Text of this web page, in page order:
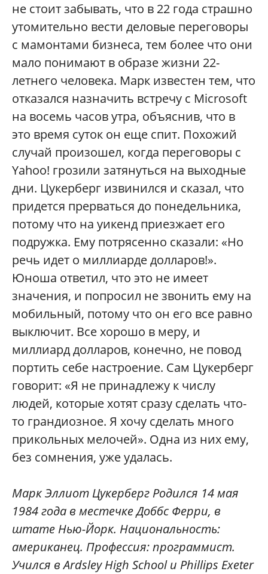
не стоит забывать, что в 22 года страшно
утомительно вести деловые переговоры
с мамонтами бизнеса, тем более что они
мало понимают в образе жизни 22-
летнего человека. Марк известен тем, что
отказался назначить встречу с Microsoft
на восемь часов утра, объяснив, что в
это время суток он еще спит. Похожий
случай произошел, когда переговоры с
Yahoo! грозили затянуться на выходные
дни. Цукерберг извинился и сказал, что
придется прерваться до понедельника,
потому что на уикенд приезжает его
подружка. Ему потрясенно сказали: «Но
речь идет о миллиарде долларов!».
Юноша ответил, что это не имеет
значения, и попросил не звонить ему на
мобильный, потому что он его все равно
выключит. Все хорошо в меру, и
миллиард долларов, конечно, не повод
портить себе настроение. Сам Цукерберг
говорит: «Я не принадлежу к числу
людей, которые хотят сразу сделать что-
то грандиозное. Я хочу сделать много
прикольных мелочей». Одна из них ему,
без сомнения, уже удалась.
Марк Эллиот Цукерберг Родился 14 мая
1984 года в местечке Доббс Ферри, в
штате Нью-Йорк. Национальность:
американец. Профессия: программист.
Учился в Ardsley High School и Phillips Exeter